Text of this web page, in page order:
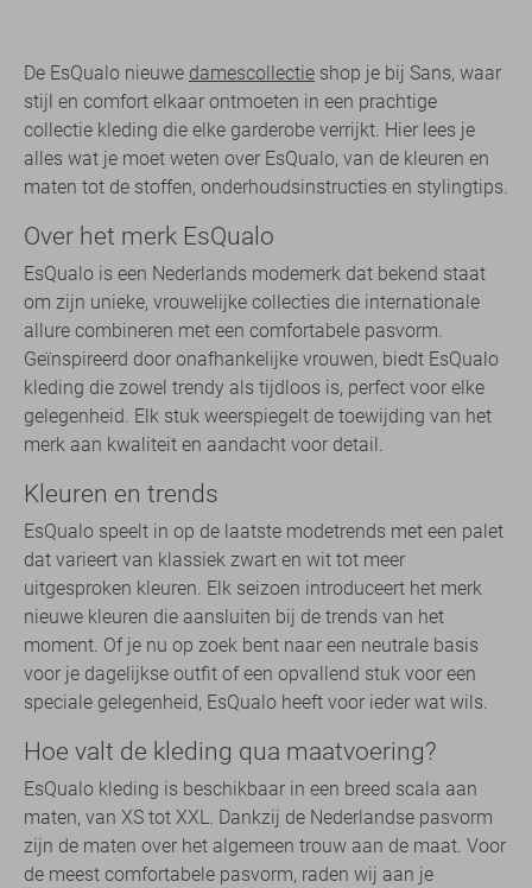
De EsQualo nieuwe damescollectie shop je bij Sans, waar
stijl en comfort elkaar ontmoeten in een prachtige
collectie kleding die elke garderobe verrijkt. Hier lees je
alles wat je moet weten over EsQualo, van de kleuren en
maten tot de stoffen, onderhoudsinstructies en stylingtips.
Over het merk EsQualo
EsQualo is een Nederlands modemerk dat bekend staat
om zijn unieke, vrouwelijke collecties die internationale
allure combineren met een comfortabele pasvorm.
Geïnspireerd door onafhankelijke vrouwen, biedt EsQualo
kleding die zowel trendy als tijdloos is, perfect voor elke
gelegenheid. Elk stuk weerspiegelt de toewijding van het
merk aan kwaliteit en aandacht voor detail.
Kleuren en trends
EsQualo speelt in op de laatste modetrends met een palet
dat varieert van klassiek zwart en wit tot meer
uitgesproken kleuren. Elk seizoen introduceert het merk
nieuwe kleuren die aansluiten bij de trends van het
moment. Of je nu op zoek bent naar een neutrale basis
voor je dagelijkse outfit of een opvallend stuk voor een
speciale gelegenheid, EsQualo heeft voor ieder wat wils.
Hoe valt de kleding qua maatvoering?
EsQualo kleding is beschikbaar in een breed scala aan
maten, van XS tot XXL. Dankzij de Nederlandse pasvorm
zijn de maten over het algemeen trouw aan de maat. Voor
de meest comfortabele pasvorm, raden wij aan je